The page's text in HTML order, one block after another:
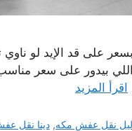
على قد الإيد لو
بيدور على سعر
اقرأ المزيد
نقل عفش مكه,دينا نقل